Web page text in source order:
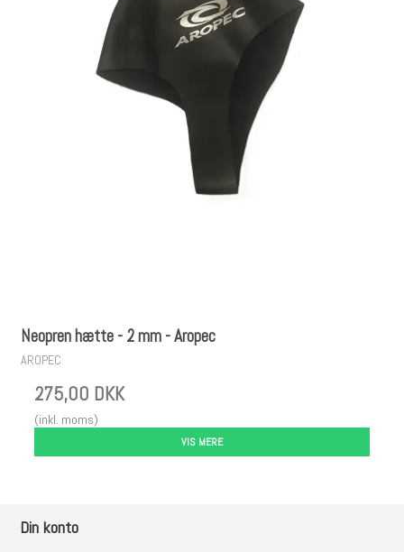
Neopren hætte - 2 mm - Aropec
AROPEC
275,00 DKK
(inkl. moms)
VIS MERE
Din konto